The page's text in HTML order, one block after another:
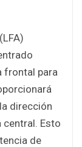
frontal para
dirección
central. Esto
de